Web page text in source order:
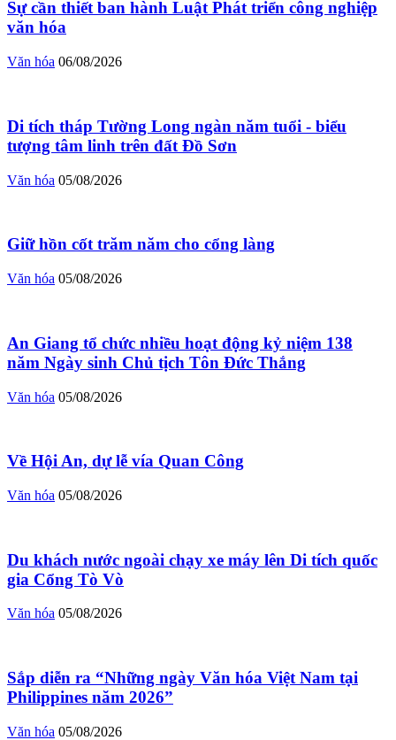
Sự cần thiết ban hành Luật Phát triển công nghiệp
văn hóa
Văn hóa 06/08/2026
Di tích tháp Tường Long ngàn năm tuổi - biểu
tượng tâm linh trên đất Đồ Sơn
Văn hóa 05/08/2026
Giữ hồn cốt trăm năm cho cổng làng
Văn hóa 05/08/2026
An Giang tổ chức nhiều hoạt động kỷ niệm 138
năm Ngày sinh Chủ tịch Tôn Đức Thắng
Văn hóa 05/08/2026
Về Hội An, dự lễ vía Quan Công
Văn hóa 05/08/2026
Du khách nước ngoài chạy xe máy lên Di tích quốc
gia Cổng Tò Vò
Văn hóa 05/08/2026
Sắp diễn ra “Những ngày Văn hóa Việt Nam tại
Philippines năm 2026”
Văn hóa 05/08/2026